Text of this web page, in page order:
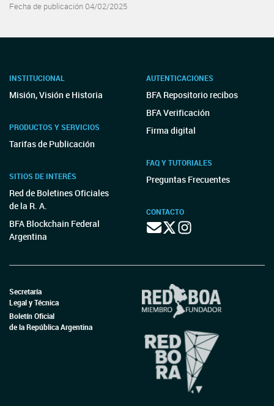
Fecha de publicación 04/02/2025
INSTITUCIONAL
Misión, Visión e Historia
PRODUCTOS Y SERVICIOS
Tarifas de Publicación
SITIOS DE INTERÉS
Red de Boletines Oficiales
de la R. A.
BFA Blockchain Federal
Argentina
AUTENTICACIONES
BFA Repositorio recibos
BFA Verificación
Firma digital
FAQ Y TUTORIALES
Preguntas Frecuentes
CONTACTO
Secretaría
Legal y Técnica
Boletín Oficial
de la República Argentina